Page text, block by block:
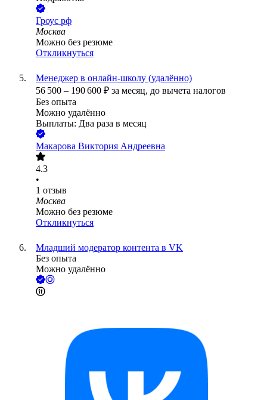
Гроус рф
Москва
Можно без резюме
Откликнуться
Менеджер в онлайн-школу (удалённо)
56 500 – 190 600 ₽ за месяц, до вычета налогов
Без опыта
Можно удалённо
Выплаты: Два раза в месяц
Макарова Виктория Андреевна
4.3
•
1 отзыв
Москва
Можно без резюме
Откликнуться
Младший модератор контента в VK
Без опыта
Можно удалённо